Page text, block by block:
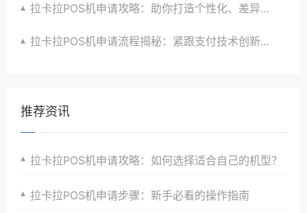
拉卡拉POS机申请攻略：助你打造个性化、差异化支付体验以提升竞争力
拉卡拉POS机申请流程揭秘：紧跟支付技术创新步伐，抢占市场先机
推荐资讯
拉卡拉POS机申请攻略：如何选择适合自己的机型？
拉卡拉POS机申请步骤：新手必看的操作指南